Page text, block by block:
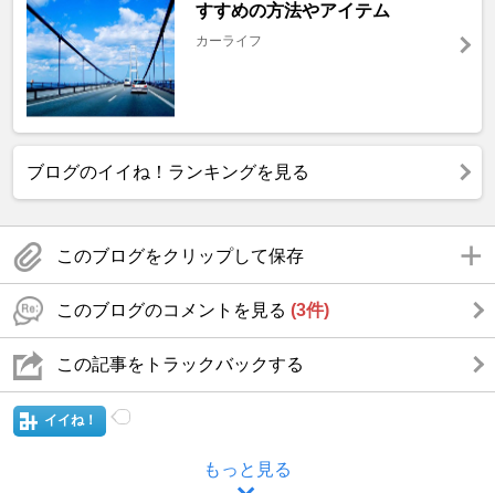
すすめの方法やアイテム
カーライフ
ブログのイイね！ランキングを見る
このブログをクリップして保存
このブログのコメントを見る (3件)
この記事をトラックバックする
イイね！
もっと見る